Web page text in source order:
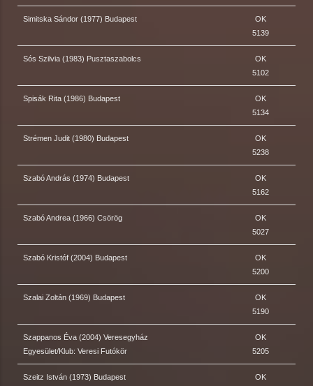
Simitska Sándor (1977) Budapest
OK
5139
Sós Szilvia (1983) Pusztaszabolcs
OK
5102
Spisák Rita (1986) Budapest
OK
5134
Strémen Judit (1980) Budapest
OK
5238
Szabó András (1974) Budapest
OK
5162
Szabó Andrea (1966) Csörög
OK
5027
Szabó Kristóf (2004) Budapest
OK
5200
Szalai Zoltán (1969) Budapest
OK
5190
Szappanos Éva (2004) Veresegyház
Egyesület/Klub: Veresi Futókör
OK
5205
Szeitz István (1973) Budapest
OK